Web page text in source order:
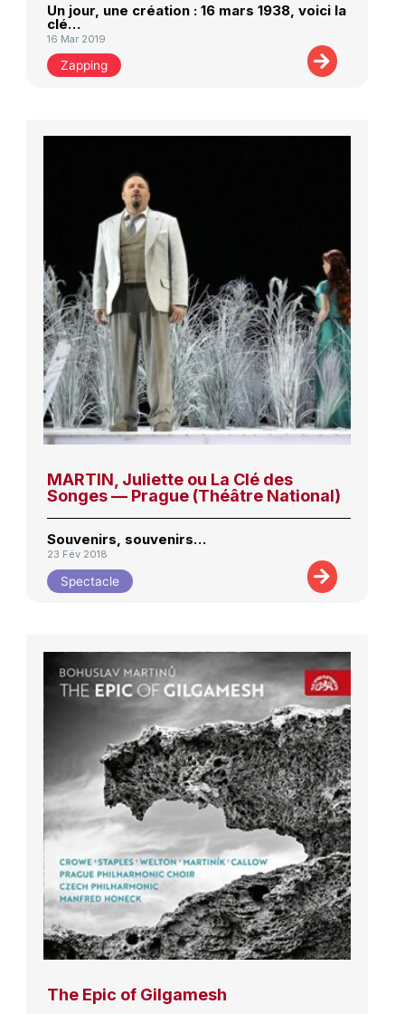
Un jour, une création : 16 mars 1938, voici la
clé…
16 Mar 2019
Zapping
MARTIN, Juliette ou La Clé des
Songes — Prague (Théâtre National)
Souvenirs, souvenirs…
23 Fév 2018
Spectacle
The Epic of Gilgamesh